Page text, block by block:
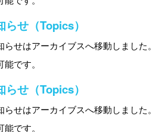
せ（Topics）
らせはアーカイブスへ移動しました。
です。
せ（Topics）
らせはアーカイブスへ移動しました。
です。